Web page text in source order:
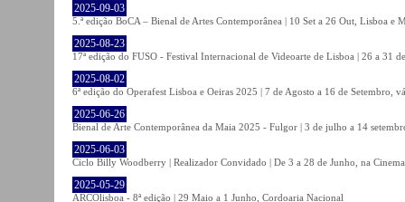
2025-09-03
5.ª edição BoCA – Bienal de Artes Contemporânea | 10 Set a 26 Out, Lisboa e
2025-08-23
17ª edição do FUSO - Festival Internacional de Videoarte de Lisboa | 26 a 31
2025-08-02
6ª edição do Operafest Lisboa e Oeiras 2025 | 7 de Agosto a 16 de Setembro,
2025-06-26
Bienal de Arte Contemporânea da Maia 2025 - Fulgor | 3 de julho a 14
2025-06-03
Ciclo Billy Woodberry | Realizador Convidado | De 3 a 28 de Junho, na
2025-05-29
ARCOlisboa - 8ª edição | 29 Maio a 1 Junho, Cordoaria Nacional